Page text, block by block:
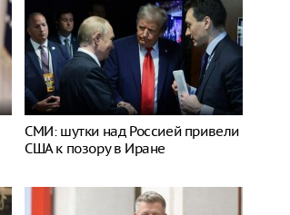
СМИ: шутки над Россией привели
США к позору в Иране